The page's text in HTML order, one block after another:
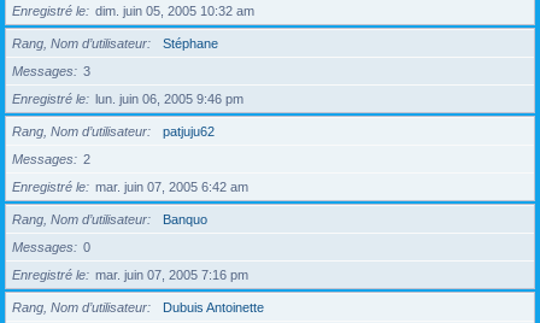
Enregistré le
dim. juin 05, 2005 10:32 am
Rang, Nom d’utilisateur
Stéphane
Messages
3
Enregistré le
lun. juin 06, 2005 9:46 pm
Rang, Nom d’utilisateur
patjuju62
Messages
2
Enregistré le
mar. juin 07, 2005 6:42 am
Rang, Nom d’utilisateur
Banquo
Messages
0
Enregistré le
mar. juin 07, 2005 7:16 pm
Rang, Nom d’utilisateur
Dubuis Antoinette